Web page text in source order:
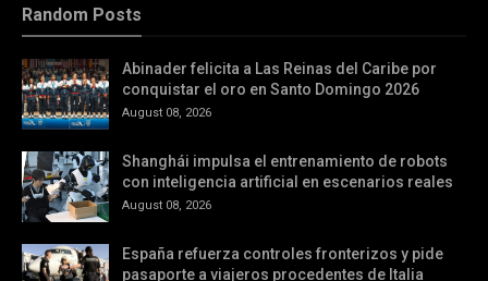
Random Posts
Abinader felicita a Las Reinas del Caribe por
conquistar el oro en Santo Domingo 2026
August 08, 2026
Shanghái impulsa el entrenamiento de robots
con inteligencia artificial en escenarios reales
August 08, 2026
España refuerza controles fronterizos y pide
pasaporte a viajeros procedentes de Italia